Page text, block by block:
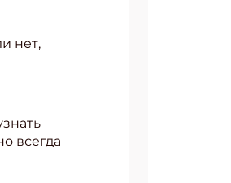
нет,
всегда